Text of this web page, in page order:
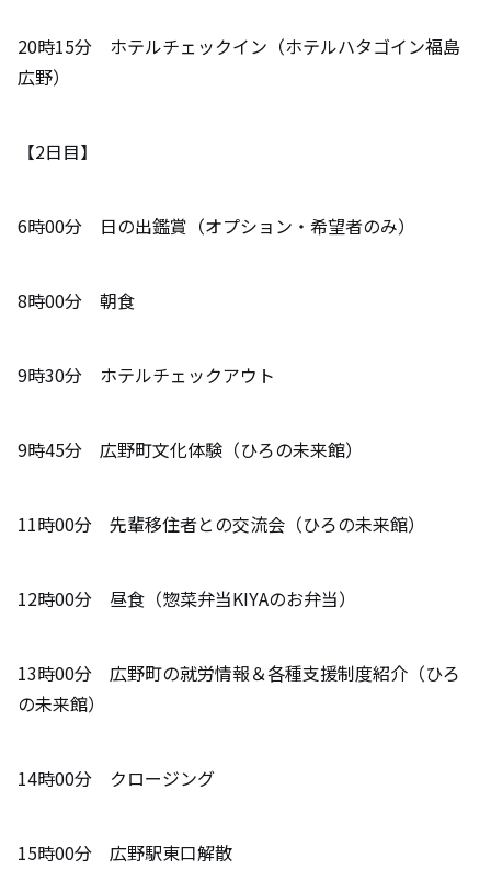
20時15分 ホテルチェックイン（ホテルハタゴイン福島
広野）
【2日目】
6時00分 日の出鑑賞（オプション・希望者のみ）
8時00分 朝食
9時30分 ホテルチェックアウト
9時45分 広野町文化体験（ひろの未来館）
11時00分 先輩移住者との交流会（ひろの未来館）
12時00分 昼食（惣菜弁当KIYAのお弁当）
13時00分 広野町の就労情報＆各種支援制度紹介（ひろ
の未来館）
14時00分 クロージング
15時00分 広野駅東口解散